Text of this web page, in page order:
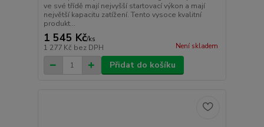
ve své třídě mají nejvyšší startovací výkon a mají
největší kapacitu zatížení. Tento vysoce kvalitní
produkt...
1 545 Kč/ks
1 277 Kč bez DPH Není skladem
Přidat do košíku